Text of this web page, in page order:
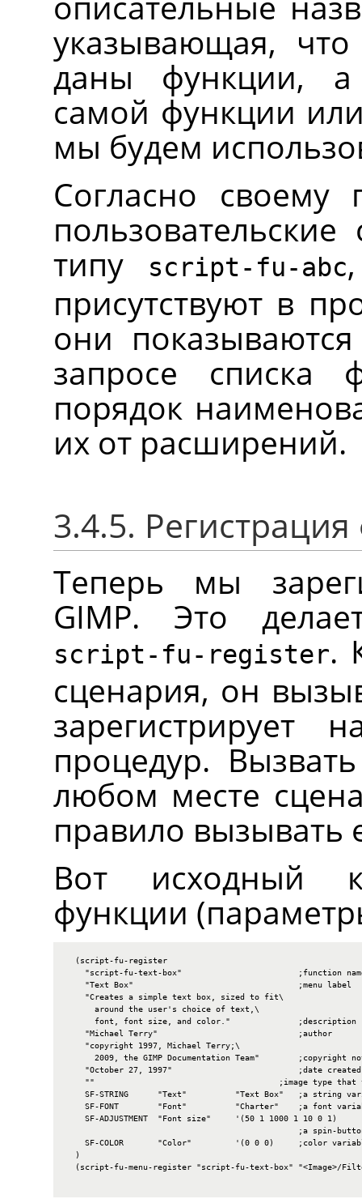
указывающая,
даны функции,
самой функции
мы будем
Согласно своему
типу
script-fu-abc
присутствуют в
они
запросе списка
порядок
их от расширений.
3.4.5.
Теперь мы
GIMP. Это
script-fu-register.
сценария, он
процедур.
любом месте
правило вызывать
Вот исходный
функции
  (script-fu-register
"script-fu-text-box"                        ;function
    "Text Box"                                  ;menu label
    "Creates a simple text box, sized to fit\
      around the user's choice of text,\
      font, font size, and color."              ;description
    "Michael Terry"                             ;author
    "copyright 1997, Michael Terry;\
2009, the GIMP Documentation Team"        ;copyright
    "October 27, 1997"                          ;date created
""                                      ;image type that
SF-STRING      "Text"          "Text Box"   ;a string
SF-FONT        "Font"          "Charter"    ;a font
    SF-ADJUSTMENT  "Font size"     '(50 1 1000 1 10 0 1)
;a spin-
SF-COLOR       "Color"         '(0 0 0)     ;color
  )
(script-fu-menu-register "script-fu-text-box" "<Image>/